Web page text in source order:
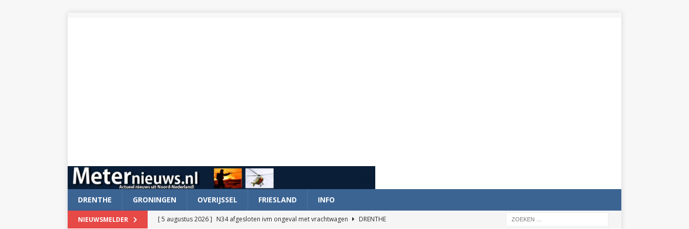
DRENTHE GRONINGEN OVERIJSSEL FRIESLAND INFO
NIEUWSMELDER [ 5 augustus 2026 ] N34 afgesloten ivm ongeval met vrachtwagen
DRENTHE